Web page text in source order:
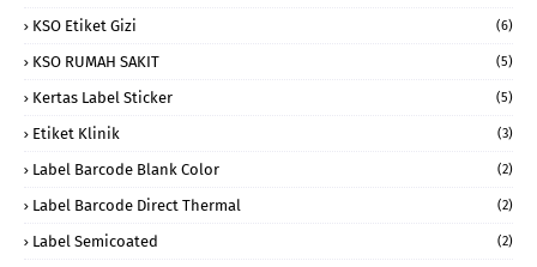
KSO Etiket Gizi (6)
KSO RUMAH SAKIT (5)
Kertas Label Sticker (5)
Etiket Klinik (3)
Label Barcode Blank Color (2)
Label Barcode Direct Thermal (2)
Label Semicoated (2)